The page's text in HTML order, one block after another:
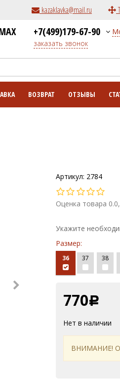
kazaklavka@mail.ru
+7(499)179-67-90
заказать звонок
ВОЗВРАТ ОТЗЫВЫ
Артикул: 2784
Оценка товара
Укажите
Размер:
36 37 38
770Р
Нет в наличии
ВНИМАНИЕ! О